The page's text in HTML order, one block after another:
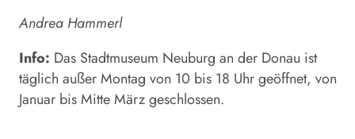
Andrea Hammerl
Info: Das Stadtmuseum Neuburg an der Donau ist
täglich außer Montag von 10 bis 18 Uhr geöffnet, von
Januar bis Mitte März geschlossen.